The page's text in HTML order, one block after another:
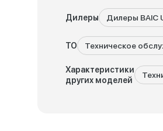
Дилеры Дилеры BAIC
ТО Техническое
Характеристики
других моделей